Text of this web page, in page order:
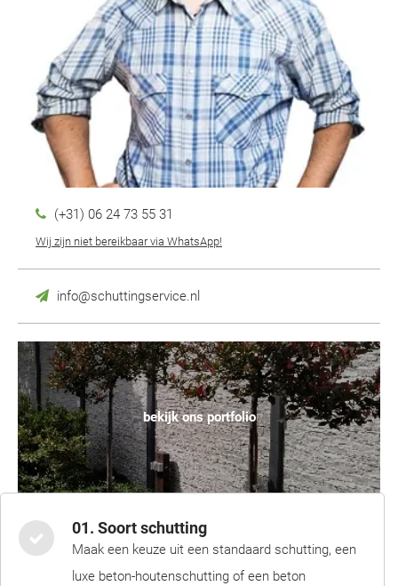
(+31) 06 24 73 55 31
Wij zijn niet bereikbaar via WhatsApp!
info@schuttingservice.nl
bekijk ons portfolio
01. Soort schutting
Maak een keuze uit een standaard schutting, een
luxe beton-houtenschutting of een beton